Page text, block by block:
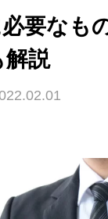
要なも
解説